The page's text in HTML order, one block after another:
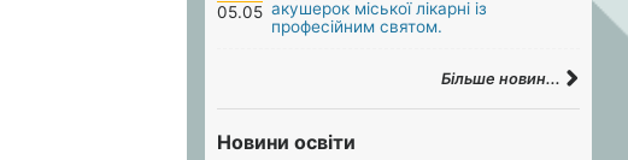
05.05 акушерок міської лікарні із
професійним святом.
Більше новин...
Новини освіти